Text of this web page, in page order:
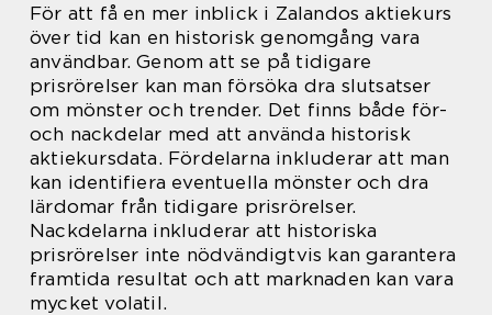
För att få en mer inblick i Zalandos aktiekurs
över tid kan en historisk genomgång vara
användbar. Genom att se på tidigare
prisrörelser kan man försöka dra slutsatser
om mönster och trender. Det finns både för-
och nackdelar med att använda historisk
aktiekursdata. Fördelarna inkluderar att man
kan identifiera eventuella mönster och dra
lärdomar från tidigare prisrörelser.
Nackdelarna inkluderar att historiska
prisrörelser inte nödvändigtvis kan garantera
framtida resultat och att marknaden kan vara
mycket volatil.